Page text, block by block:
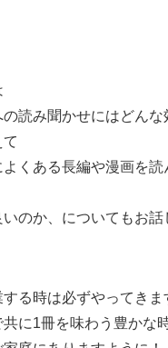
読み聞かせにはどん
くある長編や漫画を
のか、についてもお話
る時は必ずやってきま
に1冊を味わう豊かな